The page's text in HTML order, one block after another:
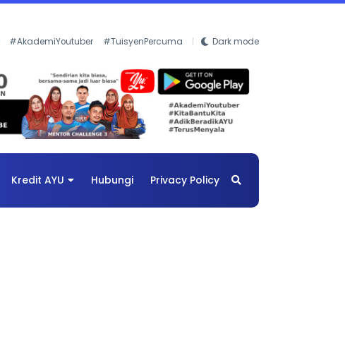
#AkademiYoutuber #TuisyenPercuma Dark mode
Kredit AYU Hubungi Privacy Policy